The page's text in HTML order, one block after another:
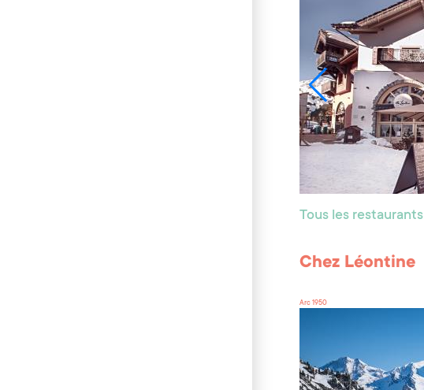
Tous les restaurants
Chez Léontine
Arc 1950